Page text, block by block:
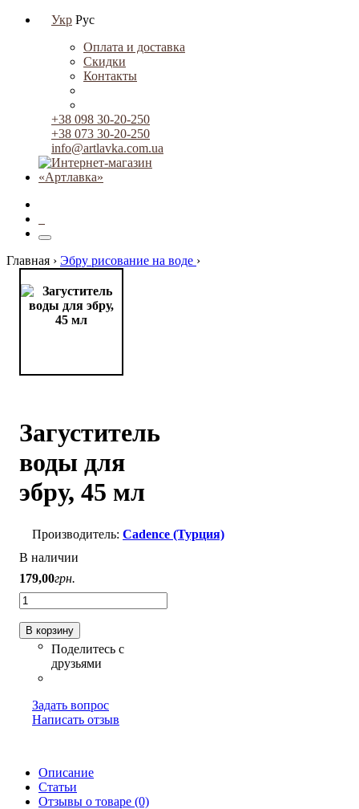
Укр Рус
Оплата и доставка
Скидки
Контакты
+38 098 30-20-250
+38 073 30-20-250
info@artlavka.com.ua
Главная › Эбру рисование на воде ›
Загуститель
воды для
эбру, 45 мл
Cadence (Турция)
В наличии
179,00грн.
В корзину
Задать вопрос
Написать отзыв
Описание
Статьи
Отзывы о товаре (0)